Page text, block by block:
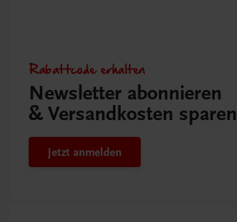
Rabattcode erhalten
Newsletter abonnieren
& Versandkosten sparen
Jetzt anmelden